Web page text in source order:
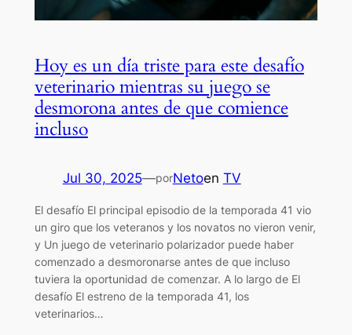
Hoy es un día triste para este desafío
veterinario mientras su juego se
desmorona antes de que comience
incluso
Jul 30, 2025—porNetoen TV
El desafío El principal episodio de la temporada 41 vio
un giro que los veteranos y los novatos no vieron venir,
y Un juego de veterinario polarizador puede haber
comenzado a desmoronarse antes de que incluso
tuviera la oportunidad de comenzar. A lo largo de El
desafío El estreno de la temporada 41, los
veterinarios…